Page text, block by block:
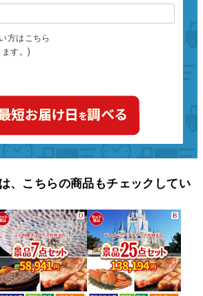
方はこちら
す。)
、こちらの商品もチェックしてい